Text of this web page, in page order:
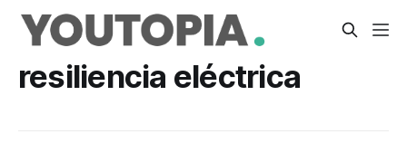
resiliencia eléctrica